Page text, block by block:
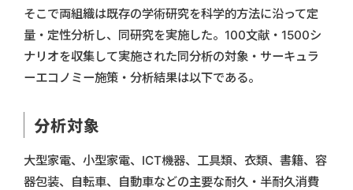
そこで両組織は既存の学術研究を科学的方法に沿って定
量・定性分析し、同研究を実施した。100文献・1500シ
ナリオを収集して実施された同分析の対象・サーキュラ
ーエコノミー施策・分析結果は以下である。
分析対象
大型家電、小型家電、ICT機器、工具類、衣類、書籍、容
器包装、自転車、自動車などの主要な耐久・半耐久消費